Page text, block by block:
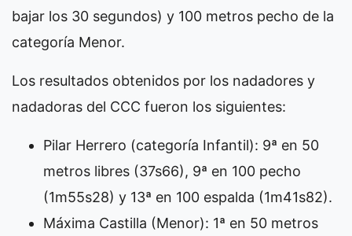
bajar los 30 segundos) y 100 metros pecho de la
categoría Menor.
Los resultados obtenidos por los nadadores y
nadadoras del CCC fueron los siguientes:
Pilar Herrero (categoría Infantil): 9ª en 50
metros libres (37s66), 9ª en 100 pecho
(1m55s28) y 13ª en 100 espalda (1m41s82).
Máxima Castilla (Menor): 1ª en 50 metros